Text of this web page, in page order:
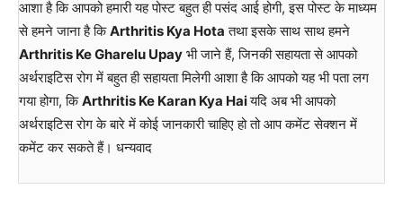
आशा है कि आपको हमारी यह पोस्ट बहुत ही पसंद आई होगी, इस पोस्ट के माध्यम
से हमने जाना है किArthritis Kya Hota तथा इसके साथ साथ हमने
Arthritis Ke Gharelu Upay भी जाने हैं, जिनकी सहायता से आपको
अर्थराइटिस रोग में बहुत ही सहायता मिलेगी आशा है कि आपको यह भी पता लग
गया होगा, किArthritis Ke Karan Kya Haiयदि अब भी आपको
अर्थराइटिस रोग के बारे में कोई जानकारी चाहिए हो तो आप कमेंट सेक्शन में
कमेंट कर सकते हैं। धन्यवाद